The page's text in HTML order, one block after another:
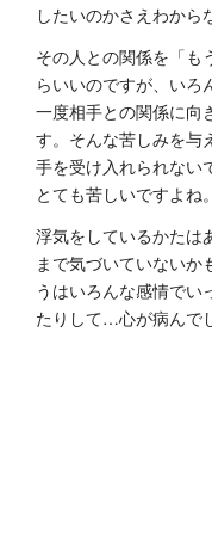
したいのかさえわから
その人との関係を「も
らいいのですが、いろ
一度相手との関係に向
す。そんな苦しみを与
手を受け入れられない
とても苦しいですよね。
浮気をしているかたは
まで気づいていないか
うはいろんな感情でい
たりして…心が病んで